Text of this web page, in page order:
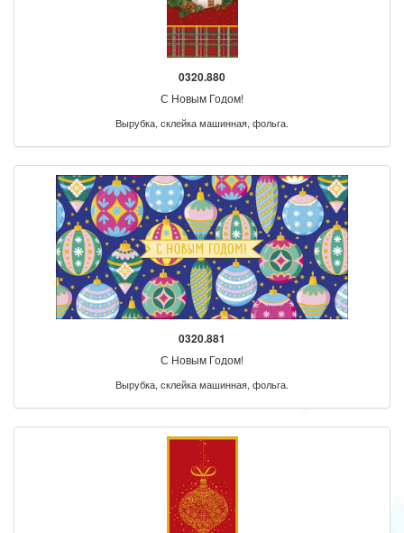
0320.880
С Новым Годом!
Вырубка, склейка машинная, фольга.
0320.881
С Новым Годом!
Вырубка, склейка машинная, фольга.